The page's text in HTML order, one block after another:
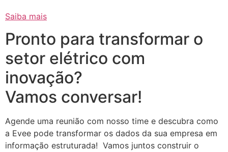
Saiba mais
Pronto para transformar o
setor elétrico com
inovação?
Vamos conversar!
Agende uma reunião com nosso time e descubra como
a Evee pode transformar os dados da sua empresa em
informação estruturada! Vamos juntos construir o